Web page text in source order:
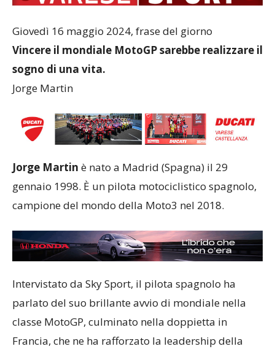
Giovedì 16 maggio 2024, frase del giorno
Vincere il mondiale MotoGP sarebbe realizzare il
sogno di una vita.
Jorge Martin
Jorge Martin è nato a Madrid (Spagna) il 29
gennaio 1998. È un pilota motociclistico spagnolo,
campione del mondo della Moto3 nel 2018.
Intervistato da Sky Sport, il pilota spagnolo ha
parlato del suo brillante avvio di mondiale nella
classe MotoGP, culminato nella doppietta in
Francia, che ne ha rafforzato la leadership della